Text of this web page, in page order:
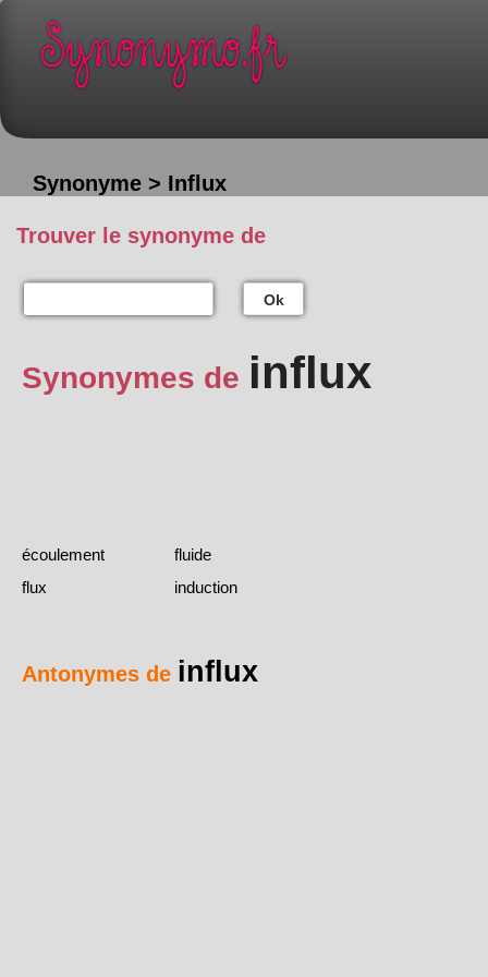
Synonyme > Influx
Trouver le synonyme de
Ok
Synonymes de influx
écoulement
fluide
flux
induction
Antonymes de influx